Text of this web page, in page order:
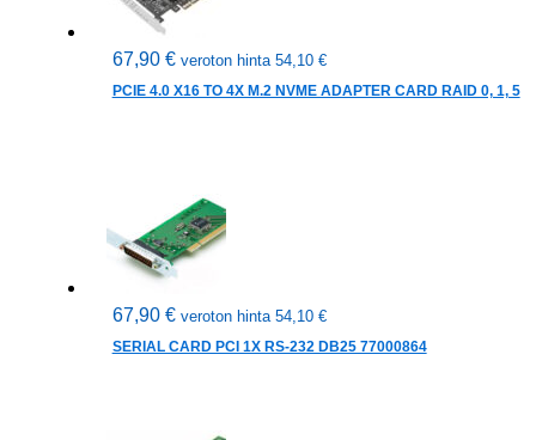
67,90 € veroton hinta 54,10 €
PCIE 4.0 X16 TO 4X M.2 NVME ADAPTER CARD RAID 0, 1, 5
67,90 € veroton hinta 54,10 €
SERIAL CARD PCI 1X RS-232 DB25 77000864